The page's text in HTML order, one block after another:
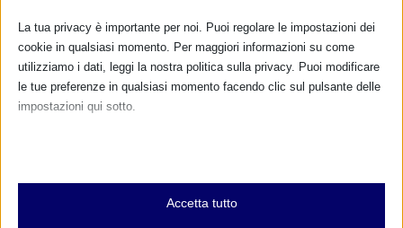
800.883300
Maggiori informazioni
RIMANI AGGIORNATO
... oppure inserisci i tuoi dati:
La tua privacy è importante per noi. Puoi regolare le impostazioni dei
cookie in qualsiasi momento. Per maggiori informazioni su come
utilizziamo i dati, leggi la nostra politica sulla privacy. Puoi modificare
le tue preferenze in qualsiasi momento facendo clic sul pulsante delle
impostazioni qui sotto.
Essenziali
I cookie e i servizi essenziali abilitano le funzioni di base e sono
Accetta tutto